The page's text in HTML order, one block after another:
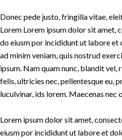
Donec pede justo, fringilla vitae,
Lorem Lorem ipsum dolor sit amet,
do eiusm por incididunt ut labore et
ad minim veniam, quis nostrud
ipsum. Nam quam nunc, blandit vel,
felis, ultricies nec, pellentesque eu,
luculvinar, ids lorem. Maecenas
Lorem ipsum dolor sit amet,
eiusm por incididunt ut labore et